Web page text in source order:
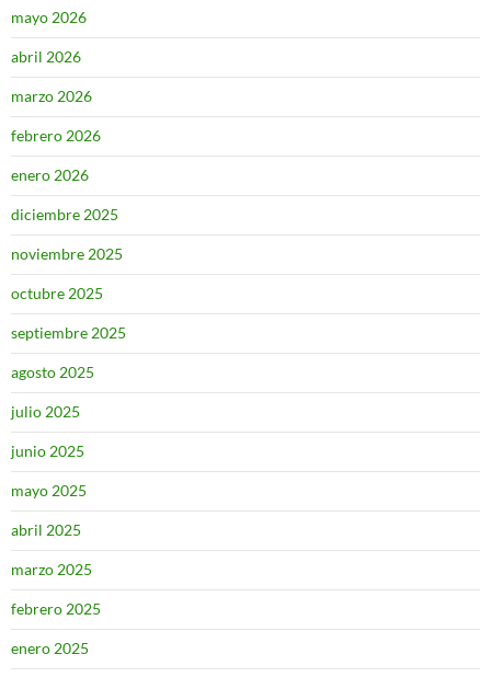
mayo 2026
abril 2026
marzo 2026
febrero 2026
enero 2026
diciembre 2025
noviembre 2025
octubre 2025
septiembre 2025
agosto 2025
julio 2025
junio 2025
mayo 2025
abril 2025
marzo 2025
febrero 2025
enero 2025